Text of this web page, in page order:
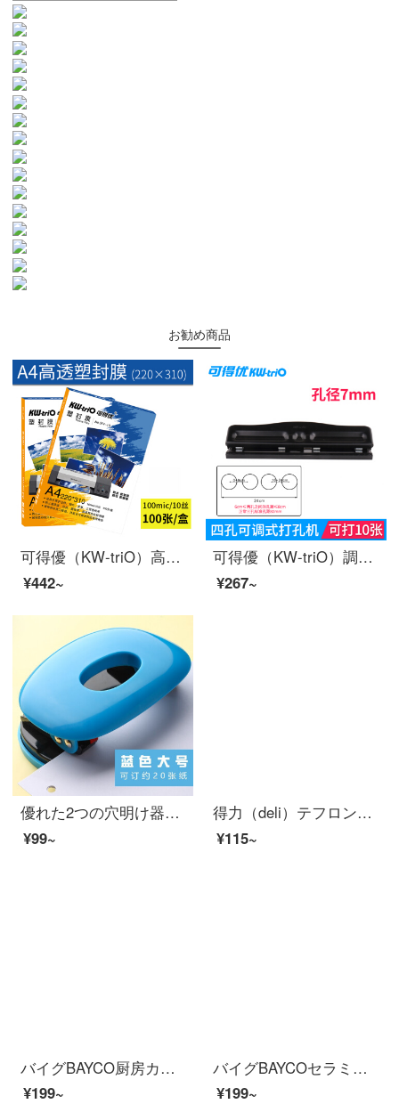
お勧め商品
可得優（KW-triO）高透塑封膜/護カード膜/過塑膜の耐久性と厚手のファイル写真の塑像封A 4のフィルムの10線（100枚/箱）
¥442~
可得優（KW-triO）調整式パンチ2穴パンチ3/4穴手動六穴穴打穴器6-70枚の999 D（4穴打孔機）があります。10枚打てます。
¥267~
優れた2つの穴明け器を得ることができます。手動のファイル打抜機は20ページの9006の2つの穴明け器を打つことができます。（20枚まで可能です。）
¥99~
得力（deli）テフロン素材粘着防止ステンレスハサミオレンジ6055
¥115~
バイグBAYCO厨房カットステンレス多機能はさみBD 4883
¥199~
バイグBAYCOセラミック補助ハサミベビーマニュアルフードハサミ子供補助食品（ピンク）BD 3624
¥199~